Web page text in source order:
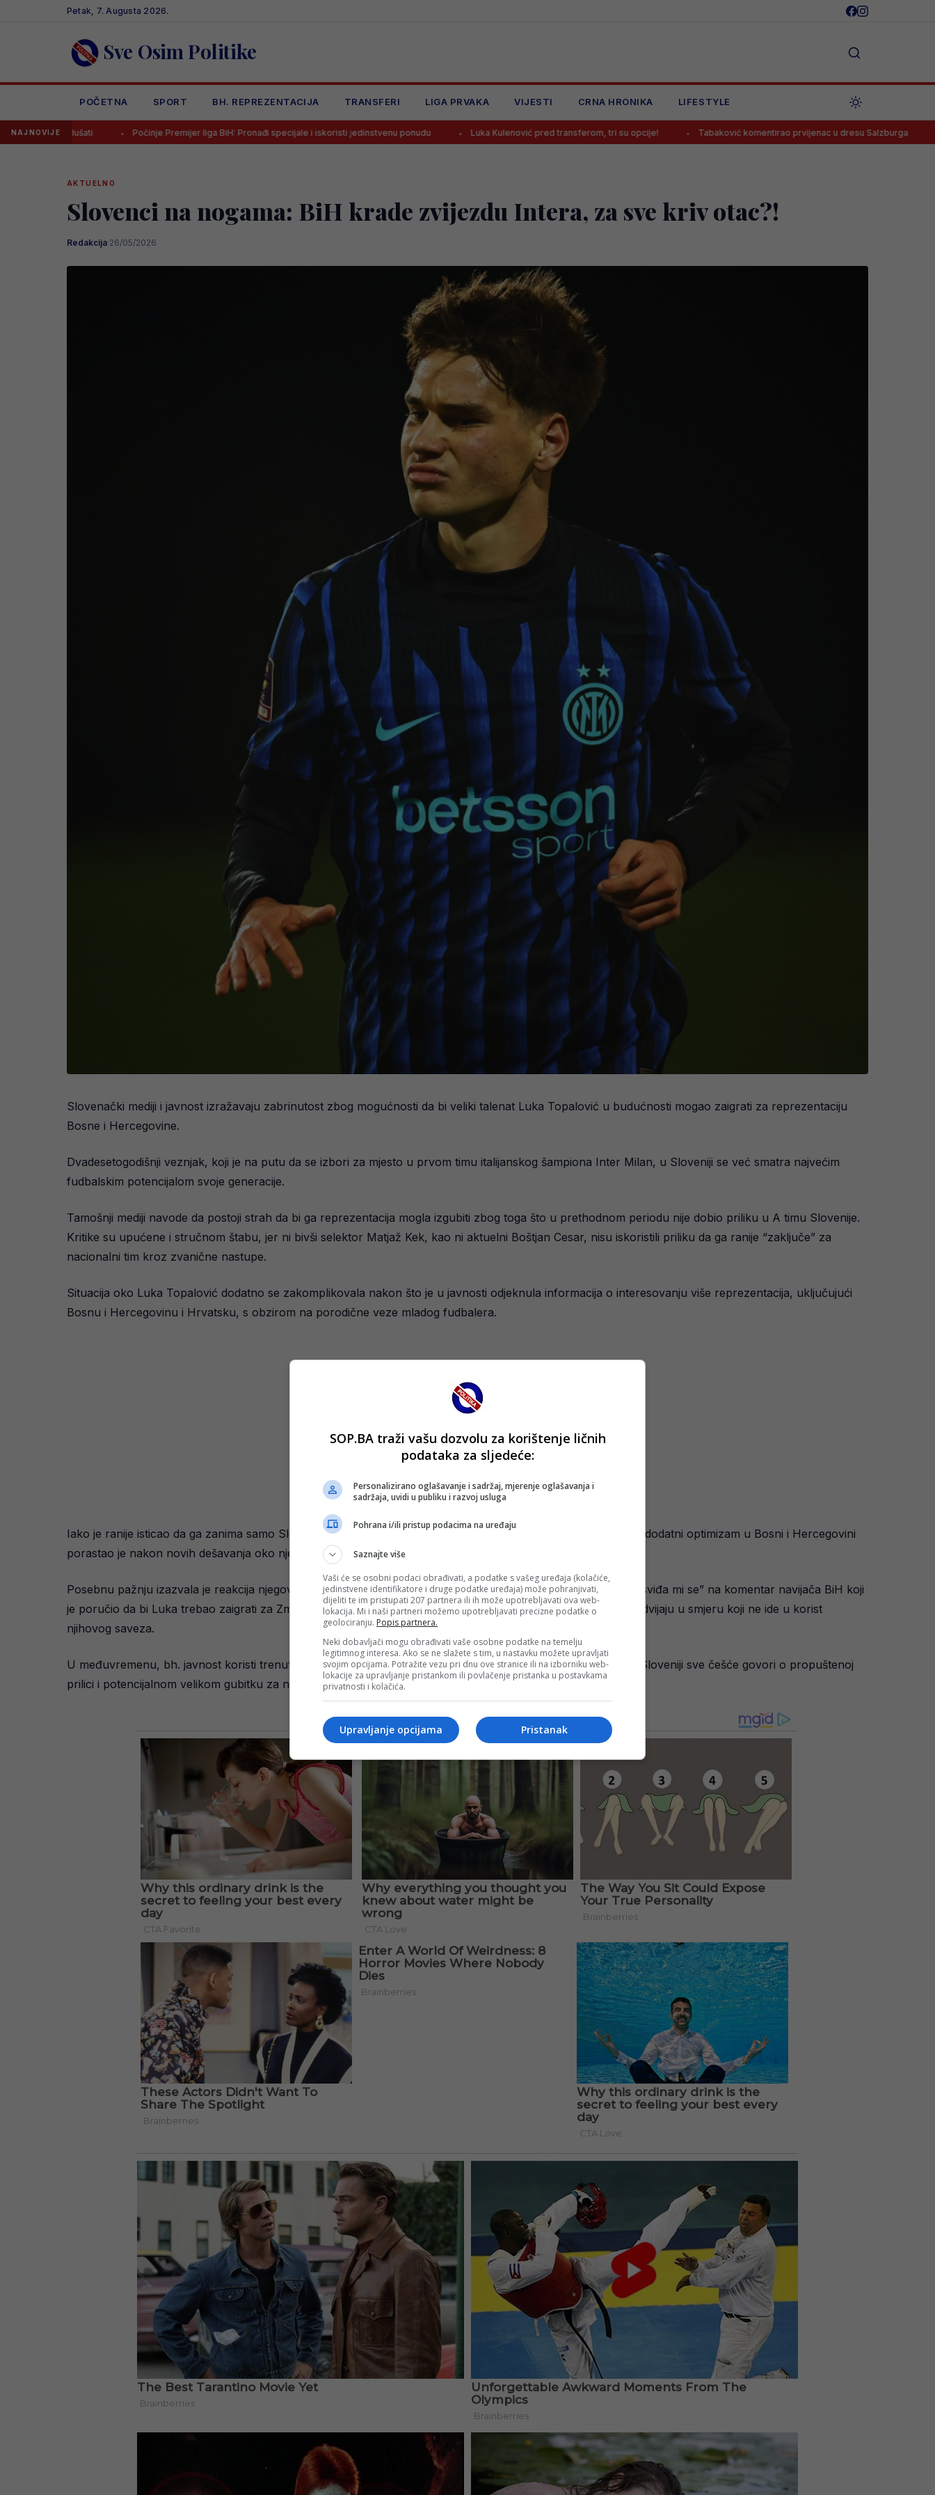
Petak, 7. Augusta 2026.
Sve Osim Politike
POČETNA SPORT BH. REPREZENTACIJA TRANSFERI LIGA PRVAKA VIJESTI CRNA HRONIKA LIFESTYLE
NAJNOVIJEPočinje Premijer liga BiH: Pronađi specijale i iskoristi jedinstvenu ponudu Luka Kulenović pred transferom, tri su opcije! Tabaković komentirao prvijenac u dresu Salzburga Mladi bh.
AKTUELNO
Slovenci na nogama: BiH krade zvijezdu Intera, za sve kriv otac?!
Redakcija·26/05/2026
Slovenački mediji i javnost izražavaju zabrinutost zbog mogućnosti da bi veliki talenat Luka Topalović u budućnosti mogao zaigrati za reprezentaciju
Bosne i Hercegovine.
Dvadesetogodišnji veznjak, koji je na putu da se izbori za mjesto u prvom timu italijanskog šampiona Inter Milan, u Sloveniji se već smatra najvećim
fudbalskim potencijalom svoje generacije.
Tamošnji mediji navode da postoji strah da bi ga reprezentacija mogla izgubiti zbog toga što u prethodnom periodu nije dobio priliku u A timu Slovenije.
Kritike su upućene i stručnom štabu, jer ni bivši selektor Matjaž Kek, kao ni aktuelni Boštjan Cesar, nisu iskoristili priliku da ga ranije “zaključe” za
nacionalni tim kroz zvanične nastupe.
Situacija oko Luka Topalović dodatno se zakomplikovala nakon što je u javnosti odjeknula informacija o interesovanju više reprezentacija, uključujući
Bosnu i Hercegovinu i Hrvatsku, s obzirom na porodične veze mladog fudbalera.
Iako je ranije isticao da ga zanima samo Slovenija, u tamošnjim medijima se sada tvrdi da se situacija mijenja, a dodatni optimizam u Bosni i Hercegovini
porastao je nakon novih dešavanja oko njegove budućnosti.
Posebnu pažnju izazvala je reakcija njegovog oca Stipe Topalovića, koji je na društvenim mrežama označio “sviđa mi se” na komentar navijača BiH koji
je poručio da bi Luka trebao zaigrati za Zmajeve. Taj potez u Sloveniji je protumačen kao signal da se stvari odvijaju u smjeru koji ne ide u korist
njihovog saveza.
U međuvremenu, bh. javnost koristi trenutak i sve glasnije potencira mogućnost njegovog dolaska, dok se u Sloveniji sve češće govori o propuštenoj
prilici i potencijalnom velikom gubitku za nacionalni tim.
SOP.BA traži vašu dozvolu za korištenje ličnih
podataka za sljedeće:
Personalizirano oglašavanje i sadržaj, mjerenje oglašavanja i
sadržaja, uvidi u publiku i razvoj usluga
Pohrana i/ili pristup podacima na uređaju
Saznajte više
Vaši će se osobni podaci obrađivati, a podatke s vašeg uređaja (kolačiće,
jedinstvene identifikatore i druge podatke uređaja) može pohranjivati,
dijeliti te im pristupati 207 partnera ili ih može upotrebljavati ova web-
lokacija. Mi i naši partneri možemo upotrebljavati precizne podatke o
geolociranju. Popis partnera.
Neki dobavljači mogu obrađivati vaše osobne podatke na temelju
legitimnog interesa. Ako se ne slažete s tim, u nastavku možete upravljati
svojim opcijama. Potražite vezu pri dnu ove stranice ili na izborniku web-
lokacije za upravljanje pristankom ili povlačenje pristanka u postavkama
privatnosti i kolačića.
Pristanak
Upravljanje opcijama